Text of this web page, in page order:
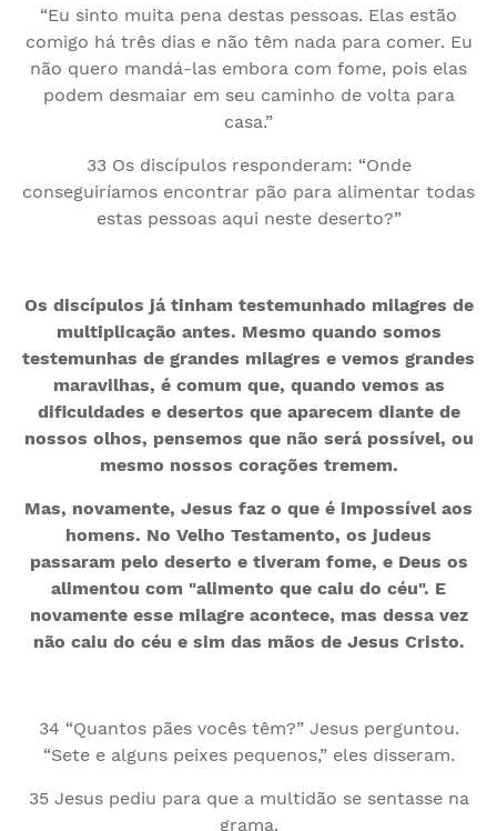
“Eu sinto muita pena destas pessoas. Elas estão
comigo há três dias e não têm nada para comer. Eu
não quero mandá-las embora com fome, pois elas
podem desmaiar em seu caminho de volta para
casa.”
33 Os discípulos responderam: “Onde
conseguiríamos encontrar pão para alimentar todas
estas pessoas aqui neste deserto?”
Os discípulos já tinham testemunhado milagres de
multiplicação antes. Mesmo quando somos
testemunhas de grandes milagres e vemos grandes
maravilhas, é comum que, quando vemos as
dificuldades e desertos que aparecem diante de
nossos olhos, pensemos que não será possível, ou
mesmo nossos corações tremem.
Mas, novamente, Jesus faz o que é impossível aos
homens. No Velho Testamento, os judeus
passaram pelo deserto e tiveram fome, e Deus os
alimentou com "alimento que caiu do céu". E
novamente esse milagre acontece, mas dessa vez
não caiu do céu e sim das mãos de Jesus Cristo.
34 “Quantos pães vocês têm?” Jesus perguntou.
“Sete e alguns peixes pequenos,” eles disseram.
35 Jesus pediu para que a multidão se sentasse na
grama.